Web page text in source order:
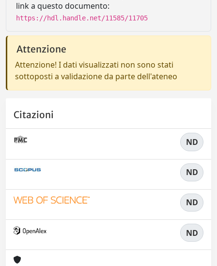
link a questo documento:
https://hdl.handle.net/11585/11705
Attenzione
Attenzione! I dati visualizzati non sono stati
sottoposti a validazione da parte dell'ateneo
Citazioni
ND
ND
ND
ND